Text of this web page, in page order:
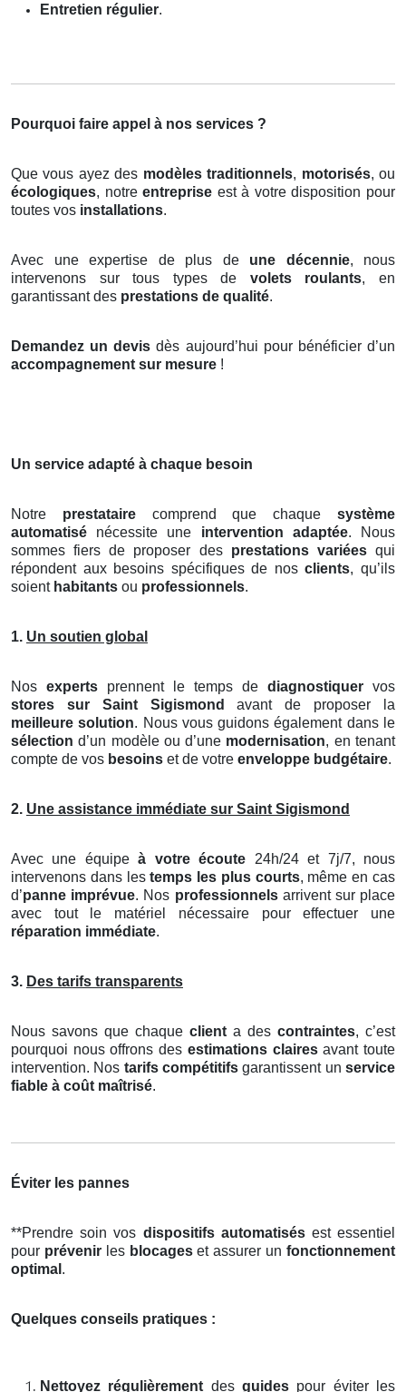
Entretien régulier.
Pourquoi faire appel à nos services ?
Que vous ayez des modèles traditionnels, motorisés, ou
écologiques, notreentreprise est à votre disposition pour
toutes vos installations.
Avec une expertise de plus de une décennie, nous
intervenons sur tous types de volets roulants, en
garantissant des prestations de qualité.
Demandez un devis dès aujourd’hui pour bénéficier d’un
accompagnement sur mesure !
Un service adapté à chaque besoin
Notre prestatairecomprend que chaquesystème
automatisé nécessite une intervention adaptée. Nous
sommes fiers de proposer des prestations variéesqui
répondent aux besoins spécifiques de nosclients, qu’ils
soient habitants ou professionnels.
1. Un soutien global
Nos experts prennent le temps de diagnostiquer vos
stores
sur Saint Sigismondavant de proposer la
meilleure solution. Nous vous guidons également dans le
sélection d’un modèle ou d’une modernisation, en tenant
compte de vos besoins et de votre enveloppe budgétaire.
2. Une assistance immédiate sur Saint Sigismond
Avec une équipeà votre écoute 24h/24 et 7j/7, nous
intervenons dans lestemps les plus courts, même en cas
d’panne imprévue. Nos professionnelsarrivent sur place
avec tout le matériel nécessaire pour effectuer une
réparation immédiate.
3. Des tarifs transparents
Nous savons que chaque client a des contraintes, c’est
pourquoi nous offrons des estimations clairesavant toute
intervention. Nos tarifs compétitifs garantissent unservice
fiable à coût maîtrisé.
Éviter les pannes
**Prendre soin vos dispositifs automatisésest essentiel
pour prévenirles blocageset assurer unfonctionnement
optimal .
Quelques conseils pratiques :
Nettoyez régulièrement desguides pour éviter les